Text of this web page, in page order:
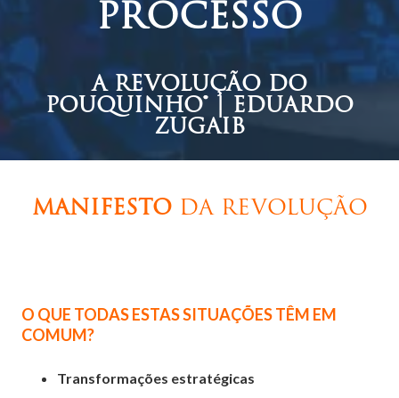
PROCESSO
A REVOLUÇÃO DO
POUQUINHO® | EDUARDO
ZUGAIB
MANIFESTO DA REVOLUÇÃO
O QUE TODAS ESTAS SITUAÇÕES TÊM EM
COMUM?
Transformações estratégicas